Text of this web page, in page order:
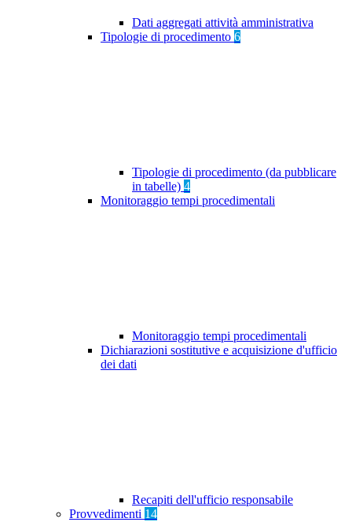
Dati aggregati attività amministrativa
Tipologie di procedimento 6
Tipologie di procedimento (da pubblicare
in tabelle) 4
Monitoraggio tempi procedimentali
Monitoraggio tempi procedimentali
Dichiarazioni sostitutive e acquisizione d'ufficio
dei dati
Recapiti dell'ufficio responsabile
Provvedimenti 14